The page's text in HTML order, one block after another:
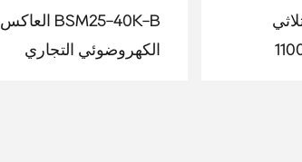
BSM25-40K-B العاكس
الكهروضوئي التجاري
بقدرة 1100